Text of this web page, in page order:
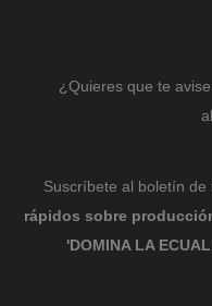
¿Quieres que te
Suscríbete al boletín de
rápidos sobre
'DOMINA LA